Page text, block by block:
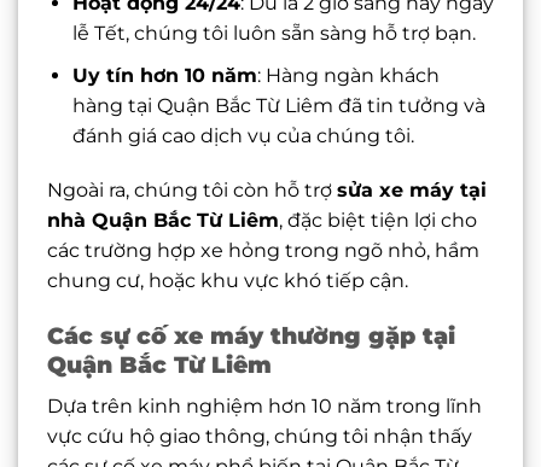
lễ Tết, chúng tôi luôn sẵn sàng hỗ trợ bạn.
Uy tín hơn 10 năm: Hàng ngàn khách
hàng tại Quận Bắc Từ Liêm đã tin tưởng và
đánh giá cao dịch vụ của chúng tôi.
Ngoài ra, chúng tôi còn hỗ trợ sửa xe máy tại
nhà Quận Bắc Từ Liêm, đặc biệt tiện lợi cho
các trường hợp xe hỏng trong ngõ nhỏ, hầm
chung cư, hoặc khu vực khó tiếp cận.
Các sự cố xe máy thường gặp tại
Quận Bắc Từ Liêm
Dựa trên kinh nghiệm hơn 10 năm trong lĩnh
vực cứu hộ giao thông, chúng tôi nhận thấy